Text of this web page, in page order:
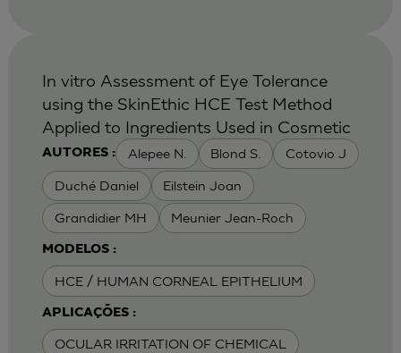
AUTORES : Alepee N. Blond S. Cotovio J
Duché Daniel Eilstein Joan
Grandidier MH Meunier Jean-Roch
MODELOS :
HCE / HUMAN CORNEAL EPITHELIUM
APLICAÇÕES :
OCULAR IRRITATION OF CHEMICAL
In vitro Assessment of Eye Tolerance
using the SkinEthic HCE Test Method
Applied to Ingredients Used in Cosmetic